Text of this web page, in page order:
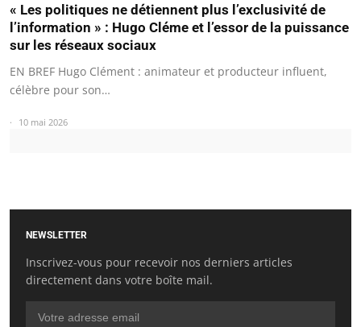
« Les politiques ne détiennent plus l’exclusivité de
l’information » : Hugo Cléme et l’essor de la puissance
sur les réseaux sociaux
EN BREF Hugo Clément : animateur et producteur influent,
célèbre pour son…
10 mai 2026
NEWSLETTER
Inscrivez-vous pour recevoir nos derniers articles
directement dans votre boîte mail.